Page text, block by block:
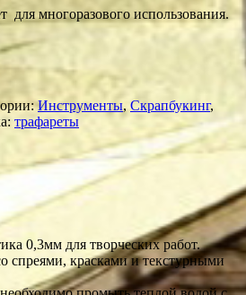
для многоразового использования.
Инструменты, Скрапбукинг,
трафареты
0,3мм для творческих работ.
спреями, красками и текстурными